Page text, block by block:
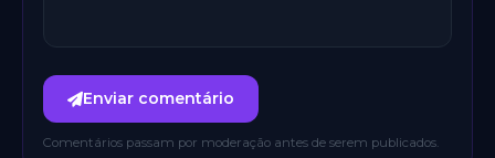
Enviar comentário
Comentários passam por moderação antes de serem publicados.